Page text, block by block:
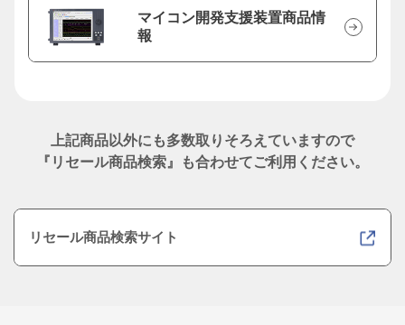
マイコン開発支援装置商品情
報
上記商品以外にも多数取りそろえていますので
『リセール商品検索』も合わせてご利用ください。
リセール商品検索サイト